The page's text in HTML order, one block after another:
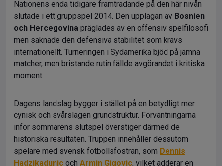
Nationens enda tidigare framträdande på den här nivån
slutade i ett gruppspel 2014. Den upplagan av Bosnien
och Hercegovina präglades av en offensiv spelfilosofi
men saknade den defensiva stabilitet som krävs
internationellt. Turneringen i Sydamerika bjöd på jämna
matcher, men bristande rutin fällde avgörandet i kritiska
moment.
Dagens landslag bygger i stället på en betydligt mer
cynisk och svårslagen grundstruktur. Förväntningarna
inför sommarens slutspel överstiger därmed de
historiska resultaten. Truppen innehåller dessutom
spelare med svensk fotbollsfostran, som Dennis
Hadzikadunic och Armin Gigovic, vilket adderar en